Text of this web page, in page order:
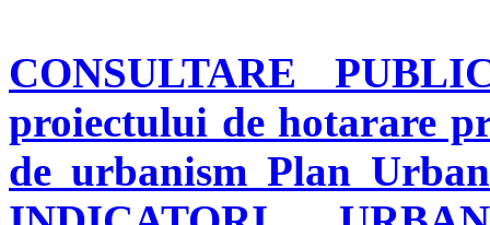
CONSULTARE
proiectului de hotarare
de urbanism Plan